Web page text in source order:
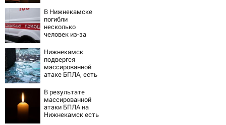
Нижнекамск
В Нижнекамске
погибли
несколько
человек из-за
атаки БПЛА
Нижнекамск
подвергся
массированной
атаке БПЛА, есть
В результате
массированной
атаки БПЛА на
Нижнекамск есть